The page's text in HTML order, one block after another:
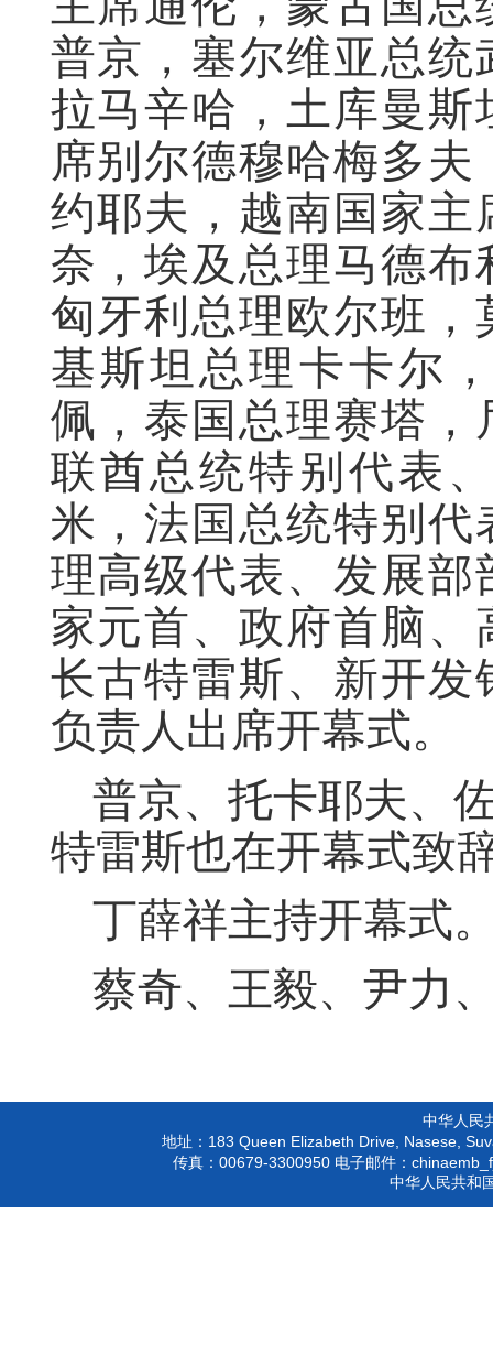
普京，塞尔维亚总
拉马辛哈，土库曼
席别尔德穆哈梅多
约耶夫，越南国家
奈，埃及总理马德
匈牙利总理欧尔班
基斯坦总理卡卡尔
佩，泰国总理赛塔
联酋总统特别代表
米，法国总统特别
理高级代表、发展部
家元首、政府首脑
长古特雷斯、新开
负责人出席开幕式。
普京、托卡耶夫、
特雷斯也在开幕式致
丁薛祥主持开幕式
蔡奇、王毅、尹力
中华人民
地址： 183 Queen Elizabeth Drive, Nasese,
传真： 00679-3300950电子邮件：
中华人民共和